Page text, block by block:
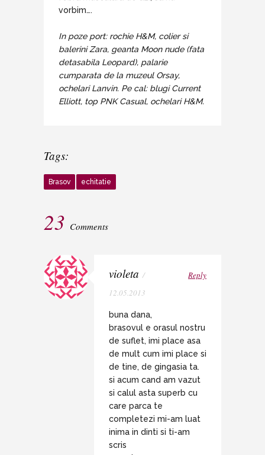
vorbim….
In poze port: rochie H&M, colier si
balerini Zara, geanta Moon nude (fata
detasabila Leopard), palarie
cumparata de la muzeul Orsay,
ochelari Lanvin. Pe cal: blugi Current
Elliott, top PNK Casual, ochelari H&M.
Tags:
Brasov echitatie
23 Comments
violeta /
12.05.2013
Reply
buna dana,
brasovul e orasul nostru
de suflet, imi place asa
de mult cum imi place si
de tine, de gingasia ta.
si acum cand am vazut
si calul asta superb cu
care parca te
completezi mi-am luat
inima in dinti si ti-am
scris